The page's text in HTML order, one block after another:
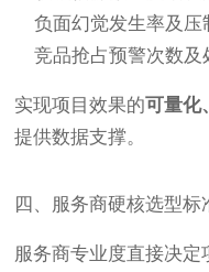
负面幻觉发生率及压
竞品抢占预警次数及
实现项目效果的可量化
提供数据支撑。
四、服务商硬核选型标
服务商专业度直接决